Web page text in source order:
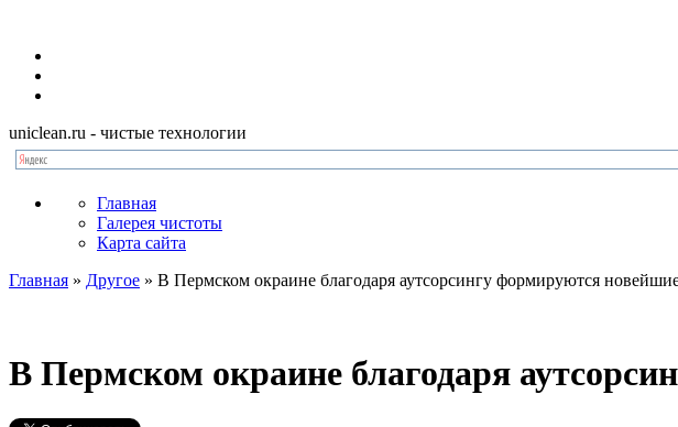
uniclean.ru - чистые технологии
Главная
Галерея чистоты
Карта сайта
Главная » Другое » В Пермском окраине благодаря аутсорсингу формируются
В Пермском окраине благодаря